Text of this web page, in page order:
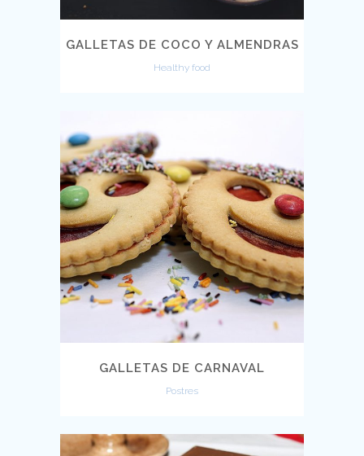
GALLETAS DE COCO Y ALMENDRAS
Healthy food
GALLETAS DE CARNAVAL
Postres